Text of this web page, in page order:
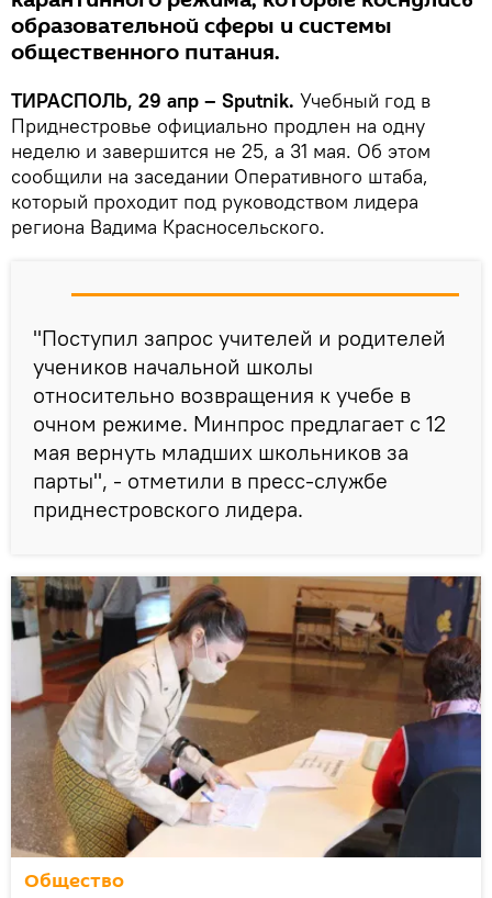
образовательной сферы и системы
общественного питания.
ТИРАСПОЛЬ, 29 апр – Sputnik. Учебный год в
Приднестровье официально продлен на одну
неделю и завершится не 25, а 31 мая. Об этом
сообщили на заседании Оперативного штаба,
который проходит под руководством лидера
региона Вадима Красносельского.
"Поступил запрос учителей и родителей
учеников начальной школы
относительно возвращения к учебе в
очном режиме. Минпрос предлагает с 12
мая вернуть младших школьников за
парты", - отметили в пресс-службе
приднестровского лидера.
Общество